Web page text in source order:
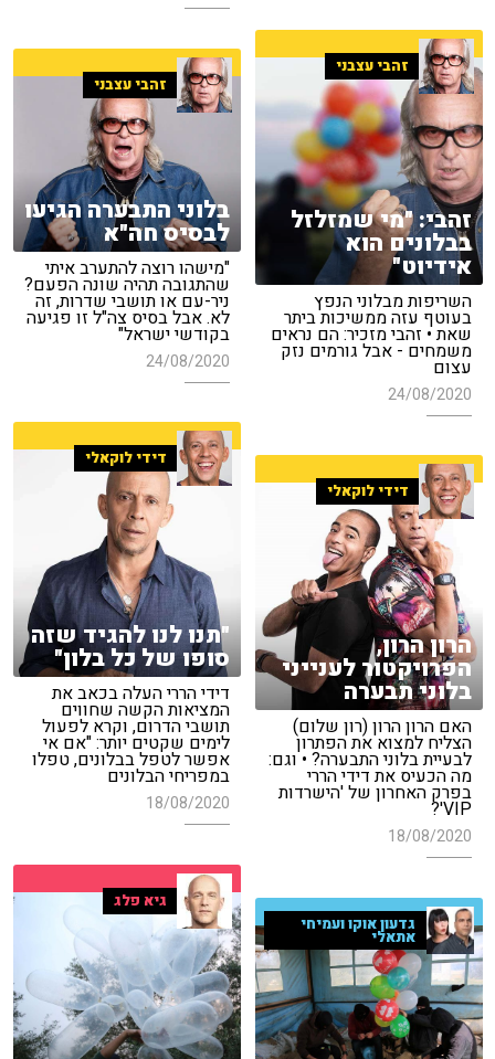
זהבי עצבני
זהבי: "מי שמזלזל
בבלונים הוא
אידיוט"
השריפות מבלוני הנפץ
בעוטף עזה ממשיכות ביתר
שאת • זהבי מזכיר: הם נראים
משמחים - אבל גורמים נזק
עצום
24/08/2020
זהבי עצבני
בלוני התבערה הגיעו
לבסיס חה"א
"מישהו רוצה להתערב איתי
שהתגובה תהיה שונה הפעם?
ניר-עם או תושבי שדרות, זה
לא. אבל בסיס צה"ל זו פגיעה
בקודשי ישראל"
24/08/2020
דידי לוקאלי
"תנו לנו להגיד שזה
סופו של כל בלון"
דידי הררי העלה בכאב את
המציאות הקשה שחווים
תושבי הדרום, וקרא לפעול
לימים שקטים יותר: "אם אי
אפשר לטפל בבלונים, טפלו
במפריחי הבלונים
18/08/2020
דידי לוקאלי
הרון הרון,
הפרויקטור לענייני
בלוני תבערה
האם הרון הרון (רון שלום)
הצליח למצוא את הפתרון
לבעיית בלוני התבערה? • וגם:
מה הכעיס את דידי הררי
בפרק האחרון של 'הישרדות
VIP'?
18/08/2020
גיא פלג
גדעון אוקו ועמיחי
אתאלי